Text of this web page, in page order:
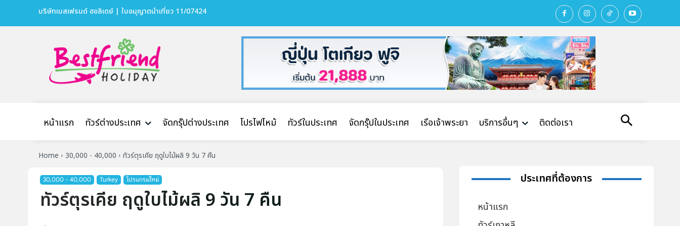
บริษัทเบสเฟรนด์ ฮอลิเดย์ | ใบอนุญาตนำเที่ยว 11/07424
หน้าแรก ทัวร์ต่างประเทศ จัดกรุ๊ปต่างประเทศ โปรไฟไหม้ ทัวร์ในประเทศ จัดกรุ๊ปในประเทศ เรือเจ้าพระยา บริการอื่นๆ ติดต่อเรา
Home 30,000 - 40,000 ทัวร์ตุรเคีย ฤดูใบไม้ผลิ 9 วัน 7 คืน
30,000 - 40,000 Turkey โปรแกรมใหม่
ทัวร์ตุรเคีย ฤดูใบไม้ผลิ 9 วัน 7 คืน
ประเทศที่ต้องการ
หน้าแรก